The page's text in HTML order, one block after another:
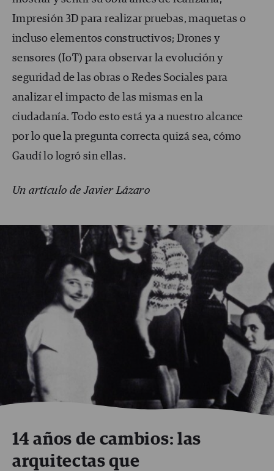
Impresión 3D para realizar pruebas, maquetas o
incluso elementos constructivos; Drones y
sensores (IoT) para observar la evolución y
seguridad de las obras o Redes Sociales para
analizar el impacto de las mismas en la
ciudadanía. Todo esto está ya a nuestro alcance
por lo que la pregunta correcta quizá sea, cómo
Gaudí lo logró sin ellas.
Un artículo de Javier Lázaro
14 años de cambios: las
arquitectas que